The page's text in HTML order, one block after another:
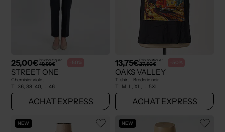
25,00€Prix boutique :
49,99€ -50%
STREET ONE
Chemisier violet
T : 36, 38, 40, ... 46
ACHAT EXPRESS
13,75€Prix boutique :
27,50€ -50%
OAKS VALLEY
T-shirt - Broderie noir
T : M, L, XL, ... 5XL
ACHAT EXPRESS
NEW NEW